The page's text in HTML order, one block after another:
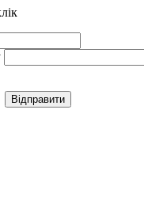
Відправити